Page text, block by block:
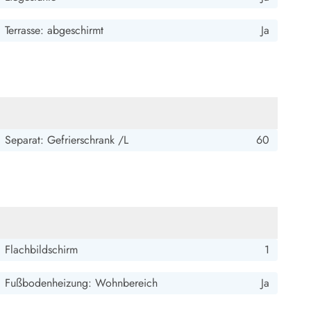
Terrasse: abgeschirmt Ja
Separat: Gefrierschrank /L 60
Flachbildschirm 1
Fußbodenheizung: Wohnbereich Ja